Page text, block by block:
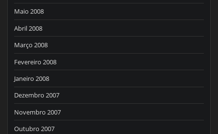
Maio 2008
Abril 2008
Março 2008
Fevereiro 2008
Janeiro 2008
Dezembro 2007
Novembro 2007
Outubro 2007